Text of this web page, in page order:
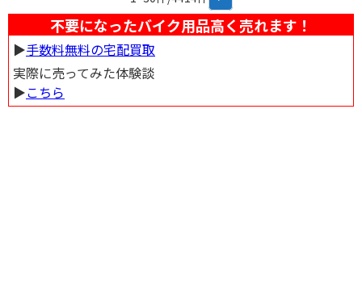
館」など、人気スポットが集結しています。 また、弓ヶ浜海岸はマリンスポ
ーツの名所としても知られ、サーフィンやヨット、パラセーリングなどを楽
しむことができます。夏季には特に多くの観光客で賑わいます。海辺にある程
度まで車を乗り入れることができますが、砂地なのでバイクは要注意です。
さらに、この地域は白ネギの栽培が盛んであり、弓浜絣などの工芸品も存在
します。また、風土記の国引神話にも登場するこの地は、松林が広がる詩情
豊かな景観が広がっています。
不要になったバイク用品高く売れます！
▶︎手数料無料の宅配買取
実際に売ってみた体験談
▶︎こちら